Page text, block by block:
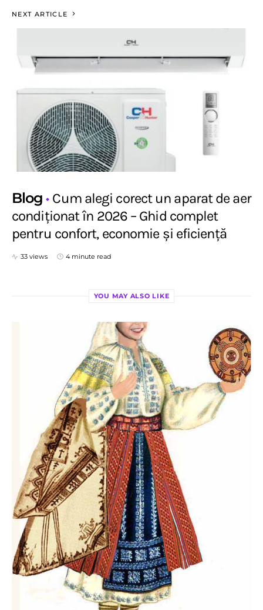
NEXT ARTICLE
Blog
Cum alegi corect un aparat de aer
condiționat în 2026 – Ghid complet
pentru confort, economie și eficiență
33 views 4 minute read
YOU MAY ALSO LIKE